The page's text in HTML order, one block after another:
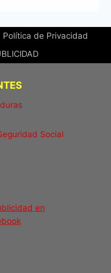
Política de Privacidad
Social